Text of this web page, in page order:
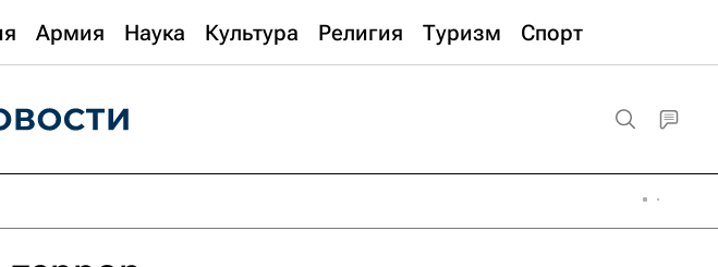
Армия Наука Культура Религия Туризм Спорт